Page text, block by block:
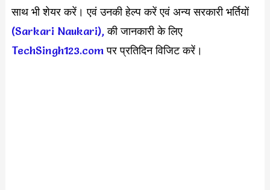
साथ भी शेयर करें। एवं उनकी हेल्प करें एवं अन्य सरकारी भर्तियों
(Sarkari Naukari),की जानकारी के लिए
TechSingh123.comपर प्रतिदिन विजिट करें।